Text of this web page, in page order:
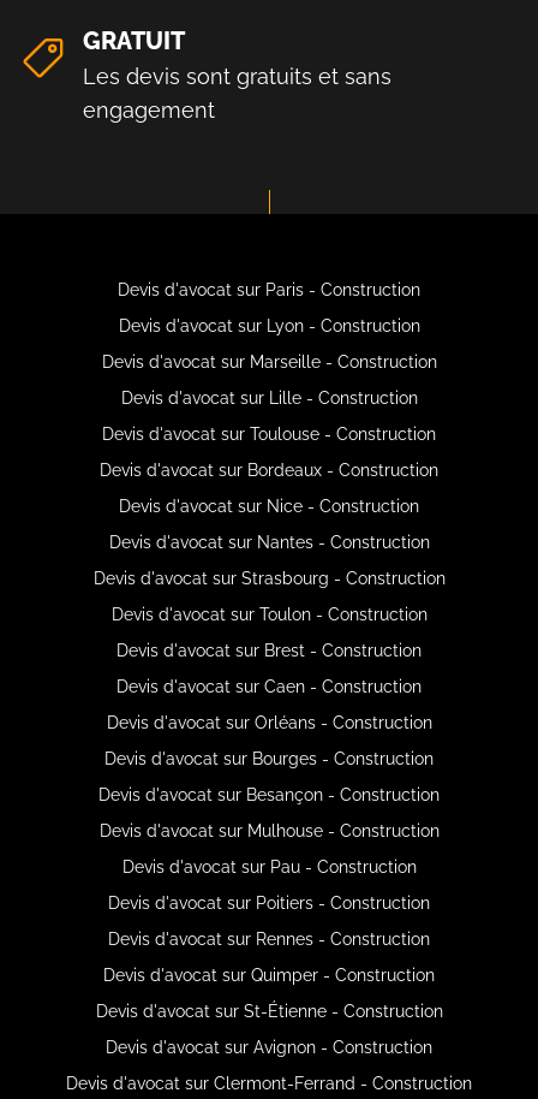
GRATUIT
Les devis sont gratuits et sans
engagement
Devis d'avocat sur Paris - Construction
Devis d'avocat sur Lyon - Construction
Devis d'avocat sur Marseille - Construction
Devis d'avocat sur Lille - Construction
Devis d'avocat sur Toulouse - Construction
Devis d'avocat sur Bordeaux - Construction
Devis d'avocat sur Nice - Construction
Devis d'avocat sur Nantes - Construction
Devis d'avocat sur Strasbourg - Construction
Devis d'avocat sur Toulon - Construction
Devis d'avocat sur Brest - Construction
Devis d'avocat sur Caen - Construction
Devis d'avocat sur Orléans - Construction
Devis d'avocat sur Bourges - Construction
Devis d'avocat sur Besançon - Construction
Devis d'avocat sur Mulhouse - Construction
Devis d'avocat sur Pau - Construction
Devis d'avocat sur Poitiers - Construction
Devis d'avocat sur Rennes - Construction
Devis d'avocat sur Quimper - Construction
Devis d'avocat sur St-Étienne - Construction
Devis d'avocat sur Avignon - Construction
Devis d'avocat sur Clermont-Ferrand - Construction